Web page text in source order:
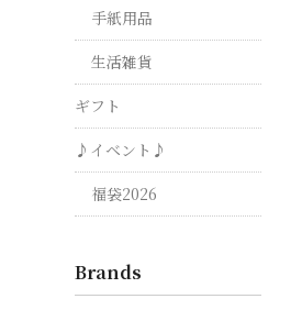
手紙用品
生活雑貨
ギフト
♪イベント♪
福袋2026
Brands